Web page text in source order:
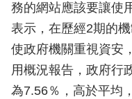
務的網站應該要讓使
表示，在歷經2期的
使政府機關重視資安
用概況報告，政府行
為7.56％，高於平均